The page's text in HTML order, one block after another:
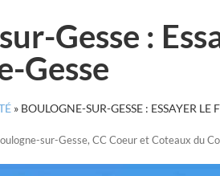
Gesse :
Gesse
» BOULOGNE-SUR-GESSE : ESSAYER LE
sur-Gesse, CC Coeur et Coteaux du